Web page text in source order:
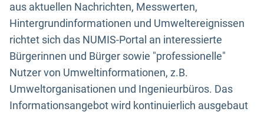
aus aktuellen Nachrichten, Messwerten,
Hintergrundinformationen und Umweltereignissen
richtet sich das NUMIS-Portal an interessierte
Bürgerinnen und Bürger sowie "professionelle"
Nutzer von Umweltinformationen, z.B.
Umweltorganisationen und Ingenieurbüros. Das
Informationsangebot wird kontinuierlich ausgebaut